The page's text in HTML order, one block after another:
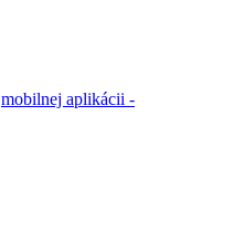
mobilnej aplikácii -